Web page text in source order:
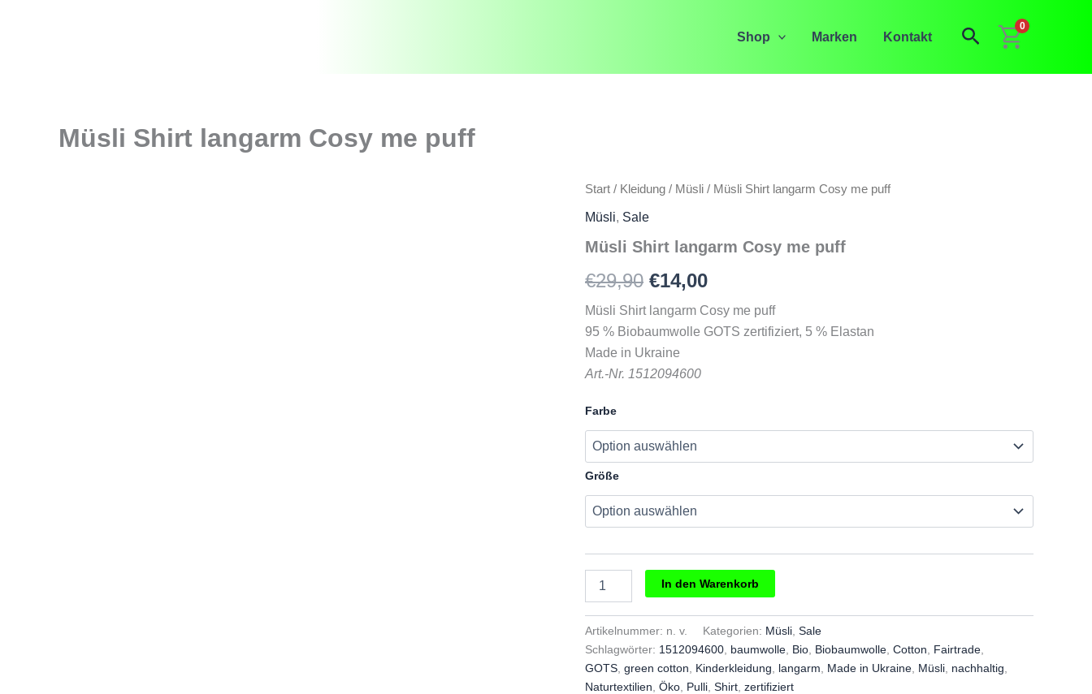
Shop Marken Kontakt Suchen
0
Müsli Shirt langarm Cosy me puff
Start / Kleidung / Müsli / Müsli Shirt langarm Cosy me puff
Müsli, Sale
Müsli Shirt langarm Cosy me puff
€29,90 Ursprünglicher
Preis
war:
€29,90
€14,00Aktueller
Preis
ist:
Müsli Shirt langarm Cosy me puff
95 % Biobaumwolle GOTS zertifiziert, 5 % Elastan
Made in Ukraine
Art.-Nr. 1512094600
Farbe
Größe
Shirt
Cosy
Menge
In den Warenkorb
Artikelnummer: n. v. Kategorien: Müsli Sale
Schlagwörter: 1512094600 baumwolle Bio Biobaumwolle Cotton Fairtrade
GOTS green cotton Kinderkleidung langarm Made in Ukraine Müsli nachhaltig
Naturtextilien Öko Pulli Shirt zertifiziert